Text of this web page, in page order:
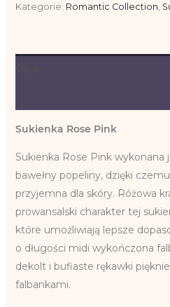
Kategorie: Romantic Collection
Sukienka Rose Pink
Sukienka Rose Pink wykonana
bawełny popeliny, dzięki
przyjemna dla skóry. Różowa
prowansalski charakter tej
które umożliwiają lepsze
o długości midi wykończona
dekolt i bufiaste rękawki
falbankami.